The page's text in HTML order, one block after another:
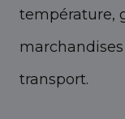
température,
transport.